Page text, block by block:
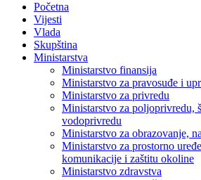
Početna
Vijesti
Vlada
Skupština
Ministarstva
Ministarstvo finansija
Ministarstvo za pravosuđe i
Ministarstvo za privredu
Ministarstvo za poljoprivredu,
vodoprivredu
Ministarstvo za obrazovanje,
Ministarstvo za prostorno
komunikacije i zaštitu okoline
Ministarstvo zdravstva